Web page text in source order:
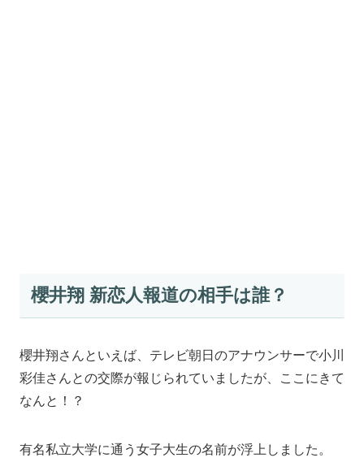
櫻井翔 新恋人報道の相手は誰？
櫻井翔さんといえば、テレビ朝日のアナウンサーで小川
彩佳さんとの交際が報じられていましたが、ここにきて
なんと！？
有名私立大学に通う女子大生の名前が浮上しました。